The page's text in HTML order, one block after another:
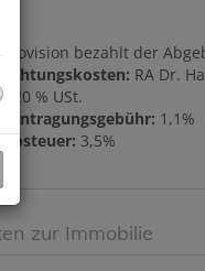
Provision bezahlt der
RA Dr.
20 % USt.
1,1%
3,5%
zur Immobilie